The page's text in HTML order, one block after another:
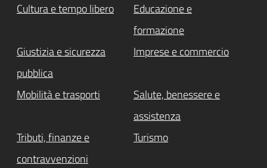
Cultura e tempo libero
Educazione e
formazione
Giustizia e sicurezza
pubblica
Imprese e commercio
Mobilità e trasporti
Salute, benessere e
assistenza
Tributi, finanze e
contravvenzioni
Turismo